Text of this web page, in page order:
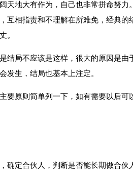
天地大有作为，自己也非常拼命努
互相指责和不理解在所难免，经典
。
结局不应该是这样，很大的原因是
发生，结局也基本上注定。
要原则简单列一下，如有需要以后可
确定合伙人，判断是否能长期做合